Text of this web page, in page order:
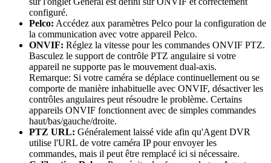
configuré.
Pelco: Accédez aux paramètres Pelco pour la configuration de
la communication avec votre appareil Pelco.
ONVIF: Réglez la vitesse pour les commandes ONVIF PTZ.
Basculez le support de contrôle PTZ angulaire si votre
appareil ne supporte pas le mouvement dual-axis.
Remarque: Si votre caméra se déplace continuellement ou se
comporte de manière inhabituelle avec ONVIF, désactiver les
contrôles angulaires peut résoudre le problème. Certains
appareils ONVIF fonctionnent avec de simples commandes
haut/bas/gauche/droite.
PTZ URL: Généralement laissé vide afin qu'Agent DVR
utilise l'URL de votre caméra IP pour envoyer les
commandes, mais il peut être remplacé ici si nécessaire.